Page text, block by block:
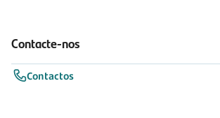
Contacte-nos
Contactos